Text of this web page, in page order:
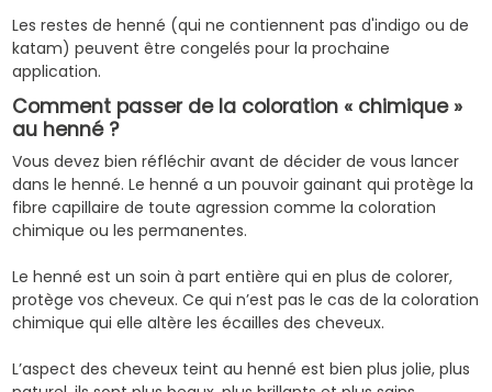
Les restes de henné (qui ne contiennent pas d'indigo ou de
katam) peuvent être congelés pour la prochaine
application.
Comment passer de la coloration « chimique »
au henné ?
Vous devez bien réfléchir avant de décider de vous lancer
dans le henné. Le henné a un pouvoir gainant qui protège la
fibre capillaire de toute agression comme la coloration
chimique ou les permanentes.
Le henné est un soin à part entière qui en plus de colorer,
protège vos cheveux. Ce qui n’est pas le cas de la coloration
chimique qui elle altère les écailles des cheveux.
L’aspect des cheveux teint au henné est bien plus jolie, plus